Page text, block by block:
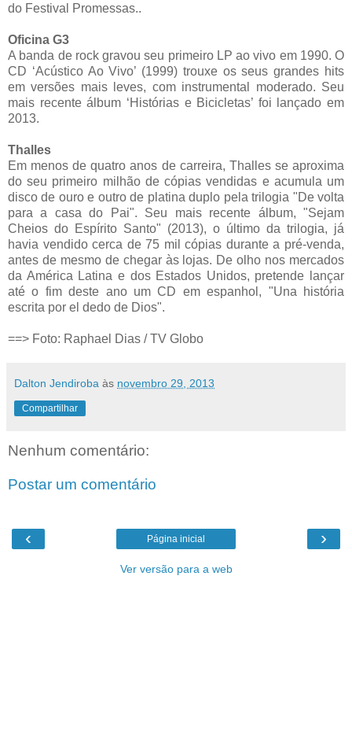
do Festival Promessas..
Oficina G3
A banda de rock gravou seu primeiro LP ao vivo em 1990. O
CD ‘Acústico Ao Vivo’ (1999) trouxe os seus grandes hits
em versões mais leves, com instrumental moderado. Seu
mais recente álbum ‘Histórias e Bicicletas’ foi lançado em
2013.
Thalles
Em menos de quatro anos de carreira, Thalles se aproxima
do seu primeiro milhão de cópias vendidas e acumula um
disco de ouro e outro de platina duplo pela trilogia "De volta
para a casa do Pai". Seu mais recente álbum, "Sejam
Cheios do Espírito Santo" (2013), o último da trilogia, já
havia vendido cerca de 75 mil cópias durante a pré-venda,
antes de mesmo de chegar às lojas. De olho nos mercados
da América Latina e dos Estados Unidos, pretende lançar
até o fim deste ano um CD em espanhol, "Una história
escrita por el dedo de Dios".
==> Foto: Raphael Dias / TV Globo
Dalton Jendiroba às novembro 29, 2013
Compartilhar
Nenhum comentário:
Postar um comentário
‹ ›
Página inicial
Ver versão para a web